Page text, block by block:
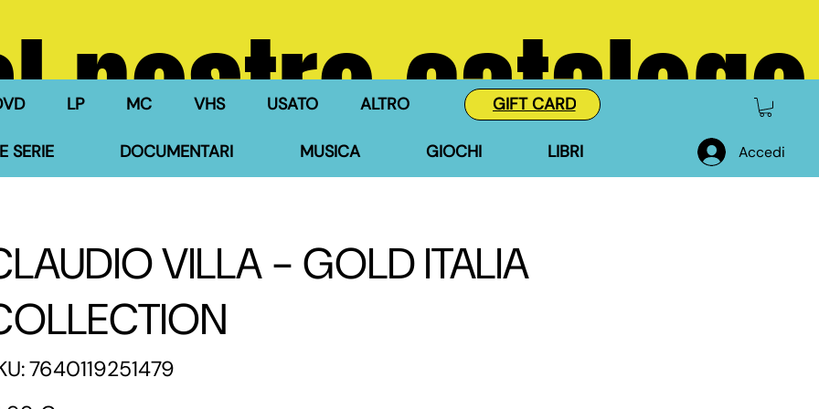
LP MC VHS USATO ALTRO
SERIE DOCUMENTARI MUSICA GIOCHI LIBRI
GIFT CARD
Accedi
nostro catalogo
VILLA - GOLD ITALIA
SKU
7640119251479
7640119251479